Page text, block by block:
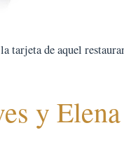
tarjeta de aquel
y Elena